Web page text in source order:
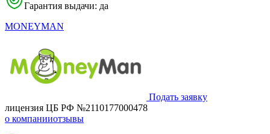
Гарантия выдачи: да
MONEYMAN
Подать заявку
лицензия ЦБ РФ №2110177000478
о компанииотзывы